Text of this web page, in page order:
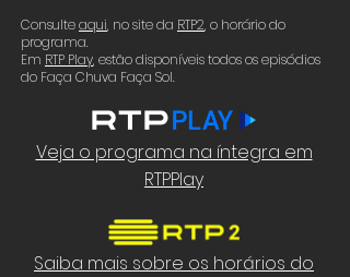
Consulteaqui, no site da RTP2, o horário do
programa.
Em RTP Play, estão disponíveis todos os episódios
do Faça Chuva Faça Sol.
Veja o programa na íntegra em
RTPPlay
Saiba mais sobre os horários do